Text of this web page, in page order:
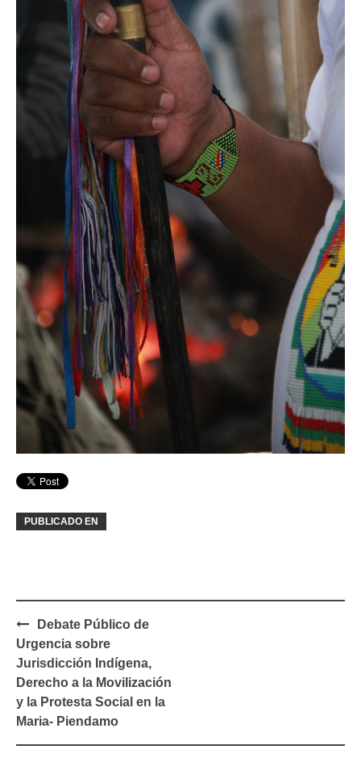
PUBLICADO EN
Navegación
de
entradas
Debate Público de
Urgencia sobre
Jurisdicción Indígena,
Derecho a la Movilización
y la Protesta Social en la
Maria- Piendamo